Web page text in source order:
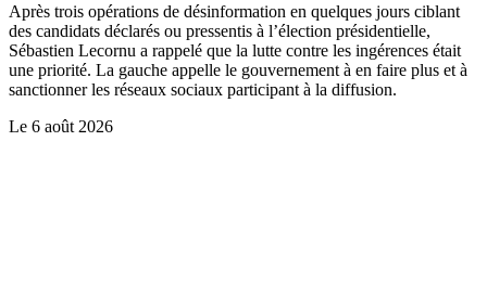
Après trois opérations de désinformation en quelques jours ciblant
des candidats déclarés ou pressentis à l’élection présidentielle,
Sébastien Lecornu a rappelé que la lutte contre les ingérences était
une priorité. La gauche appelle le gouvernement à en faire plus et à
sanctionner les réseaux sociaux participant à la diffusion.
Le 6 août 2026